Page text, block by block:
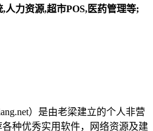
力资源,超市POS,医药管理等;
）是由老梁建立的个人非营
种优秀实用软件，网络资源及建